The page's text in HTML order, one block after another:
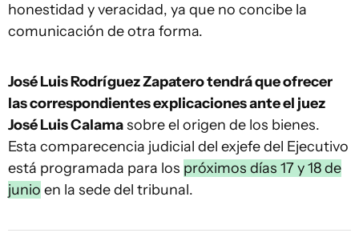
honestidad y veracidad, ya que no concibe la
comunicación de otra forma.
José Luis Rodríguez Zapatero tendrá que ofrecer
las correspondientes explicaciones ante el juez
José Luis Calamasobre el origen de los bienes.
Esta comparecencia judicial del exjefe del Ejecutivo
está programada para los próximos días 17 y 18 de
junio en la sede del tribunal.